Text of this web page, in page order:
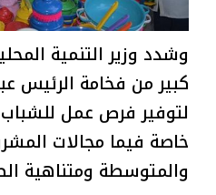
وشدد وزير التنمية
كبير من فخامة الرئيس
لتوفير فرص عمل
خاصة فيما مجالات
والمتوسطة ومتناهية